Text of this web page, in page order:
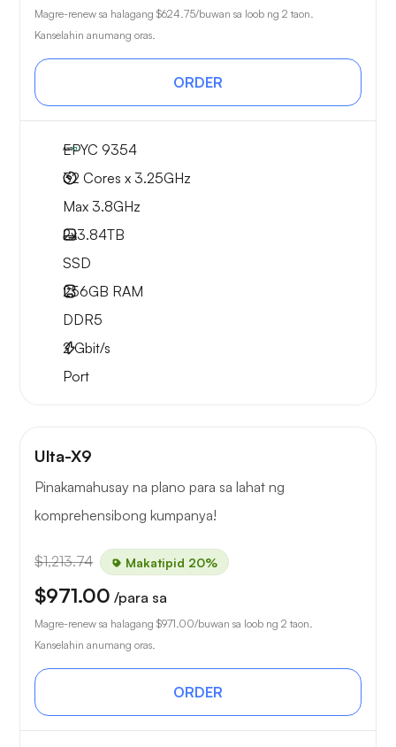
Magre-renew sa halagang $624.75/buwan sa loob ng 2 taon.
Kanselahin anumang oras.
ORDER
EPYC 9354
32 Cores x 3.25GHz
Max 3.8GHz
2x3.84TB
SSD
256GB RAM
DDR5
2Gbit/s
Port
Ulta-X9
Pinakamahusay na plano para sa lahat ng
komprehensibong kumpanya!
$1,213.74 Makatipid 20%
$971.00 /para sa
Magre-renew sa halagang $971.00/buwan sa loob ng 2 taon.
Kanselahin anumang oras.
ORDER